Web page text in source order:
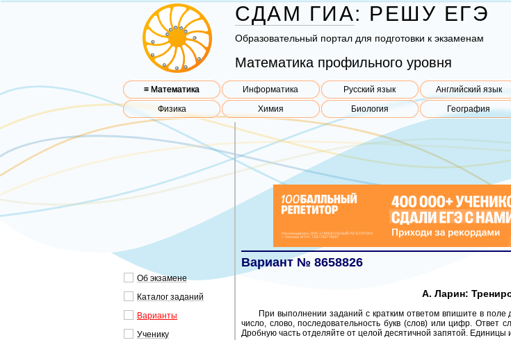
СДАМ ГИА: РЕШУ ЕГЭ
Об­ра­зо­ва­тель­ный пор­тал для под­го­тов­ки к эк­за­ме­нам
Математика профильного уровня
≡ Математика Информатика Русский язык Английский язык
Физика
Химия Биология География
Об эк­за­ме­не
Ка­та­лог за­да­ний
Ва­ри­ан­ты
Уче­ни­ку
Вариант № 8658826
А. Ларин:
При вы­пол­не­нии за­да­ний с крат­ким от­ве­том впи­ши­те в поле
число, слово, по­сле­до­ва­тель­ность букв (слов) или цифр. Ответ
Дроб­ную часть от­де­ляй­те от целой де­ся­тич­ной за­пя­той. Еди­ни­цы